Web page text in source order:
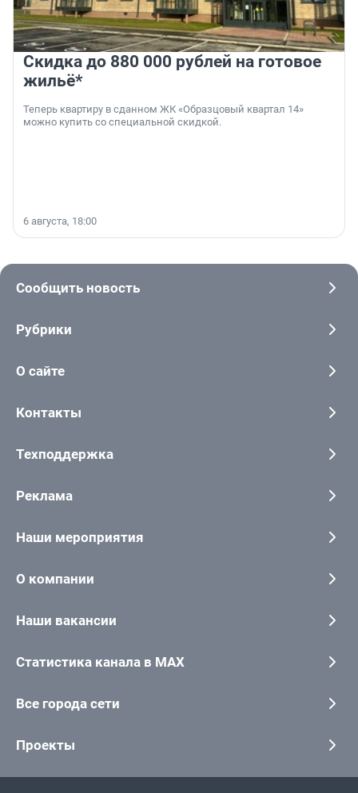
Скидка до 880 000 рублей на готовое
жильё*
Теперь квартиру в сданном ЖК «Образцовый квартал 14»
можно купить со специальной скидкой.
6 августа, 18:00
Сообщить новость
Рубрики
О сайте
Контакты
Техподдержка
Реклама
Наши мероприятия
О компании
Наши вакансии
Статистика канала в MAX
Все города сети
Проекты